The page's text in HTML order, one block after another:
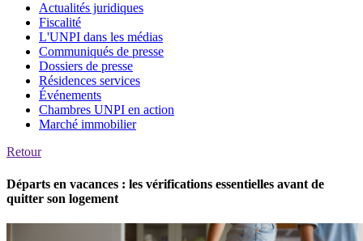
Actualités juridiques
Fiscalité
L'UNPI dans les médias
Communiqués de presse
Dossiers de presse
Résidences services
Événements
Chambres UNPI en action
Marché immobilier
Retour
Départs en vacances : les vérifications essentielles avant de
quitter son logement